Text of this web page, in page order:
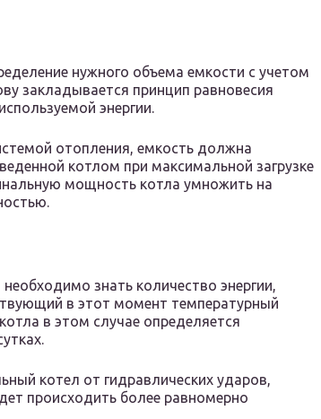
нужного объема емкости с учетом
закладывается принцип равновесия
энергии.
отопления, емкость должна
котлом при максимальной загрузке
мощность котла умножить на
знать количество энергии,
в этот момент температурный
в этом случае определяется
котел от гидравлических ударов,
происходить более равномерно